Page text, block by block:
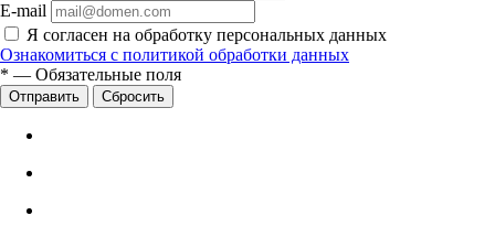
E-mail
Я согласен на обработку персональных данных
Ознакомиться с политикой обработки данных
* — Обязательные поля
Сбросить